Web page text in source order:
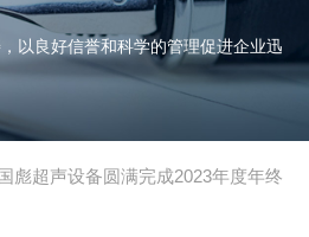
以良好信誉和科学的管理促进企业迅
彪超声设备圆满完成2023年度年终